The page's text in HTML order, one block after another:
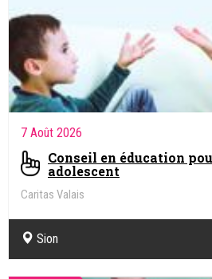
7 Août 2026
Conseil en éducation
adolescent
Caritas Valais
Sion